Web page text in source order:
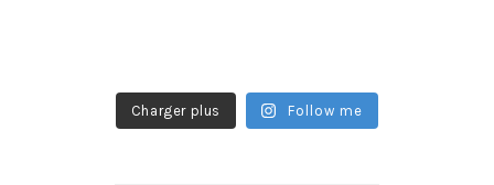
Charger plus Follow me